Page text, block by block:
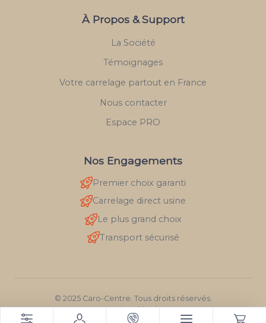
À Propos & Support
La Société
Témoignages
Votre carrelage partout en France
Nous contacter
Espace PRO
Nos Engagements
Premier choix garanti
Carrelage direct usine
Le plus grand choix
Transport sécurisé
© 2025 Caro-Centre. Tous droits réservés.
Mentions légales
RGPD